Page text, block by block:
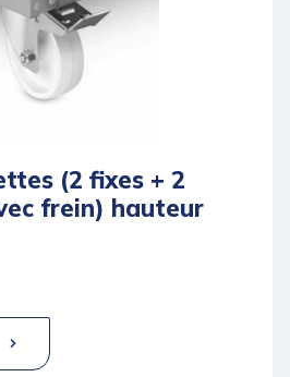
(2 fixes + 2
frein) hauteur